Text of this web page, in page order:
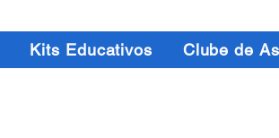
Kits Educativos Clube de